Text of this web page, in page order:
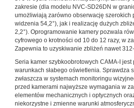
zakresie (dla modelu NVC-SD26DN w
umożliwiają zarówno obserwację szerokich
widzenia 54,2°), jak i realizację dużych
2,2°). Oprogramowanie kamery pozwala
cyfrowego o krotności od 10 do 12 razy, w
Zapewnia to uzyskiwanie zbliżeń nawet
Seria kamer szybkoobrotowych CAMA-I
warunkach słabego oświetlenia. Sprawdza
zwłaszcza w systemach monitoringu
przed kamerami najwyższe wymagania w
elementów mechanicznych i optycznych
niekorzystne i zmienne warunki